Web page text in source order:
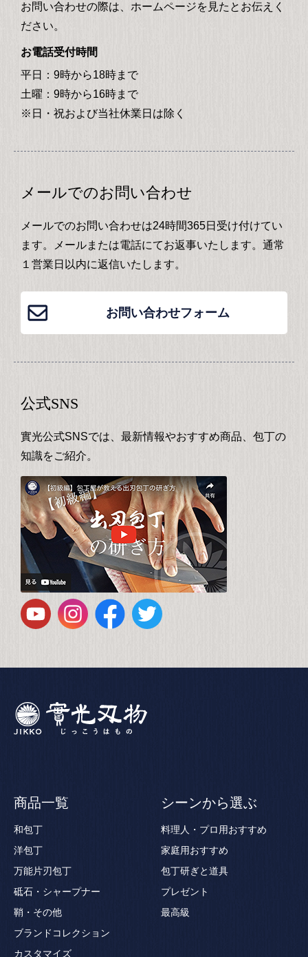
お問い合わせの際は、ホームページを見たとお伝えく
ださい。
お電話受付時間
平日：9時から18時まで
土曜：9時から16時まで
※日・祝および当社休業日は除く
メールでのお問い合わせ
メールでのお問い合わせは24時間365日受け付けてい
ます。メールまたは電話にてお返事いたします。通常
１営業日以内に返信いたします。
お問い合わせフォーム
公式SNS
實光公式SNSでは、最新情報やおすすめ商品、包丁の
知識をご紹介。
商品一覧
和包丁
洋包丁
万能片刃包丁
砥石・シャープナー
鞘・その他
ブランドコレクション
カスタマイズ
シーンから選ぶ
料理人・プロ用おすすめ
家庭用おすすめ
包丁研ぎと道具
プレゼント
最高級